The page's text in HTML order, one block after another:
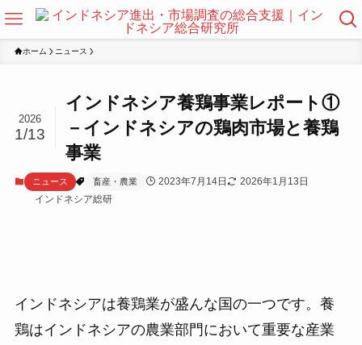
ホーム ニュース
インドネシア養鶏事業レポート①
－インドネシアの鶏肉市場と養鶏
事業
2026
1/13
ニュース 畜産・農業 2023年7月14日
2026年1月13日
インドネシア総研
インドネシアは養鶏業が盛んな国の一つです。養
鶏はインドネシアの農業部門において重要な産業